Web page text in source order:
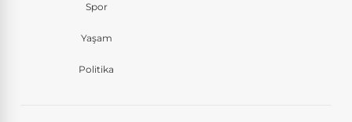
Spor
Yaşam
Politika